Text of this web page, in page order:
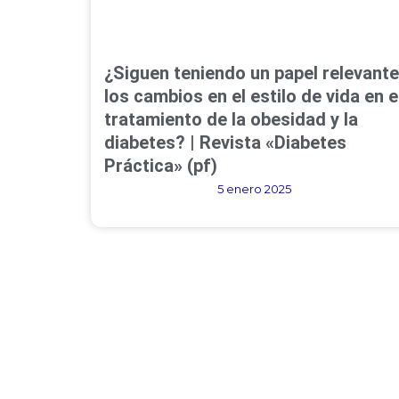
¿Siguen teniendo un papel relevante
los cambios en el estilo de vida en
tratamiento de la obesidad y la
diabetes? | Revista «Diabetes
Práctica» (pf)
5 enero 2025